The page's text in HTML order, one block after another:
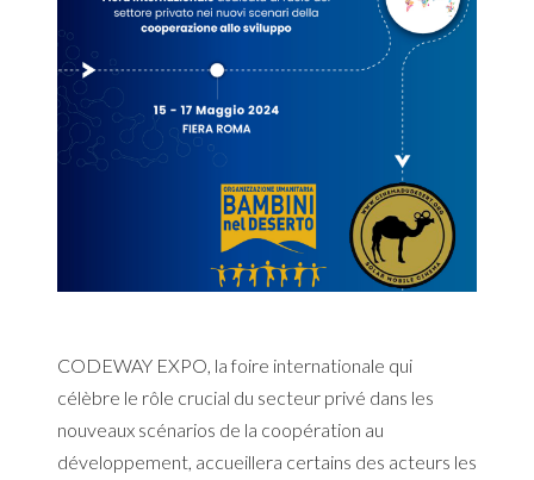
CODEWAY EXPO, la foire internationale qui
célèbre le rôle crucial du secteur privé dans les
nouveaux scénarios de la coopération au
développement, accueillera certains des acteurs les